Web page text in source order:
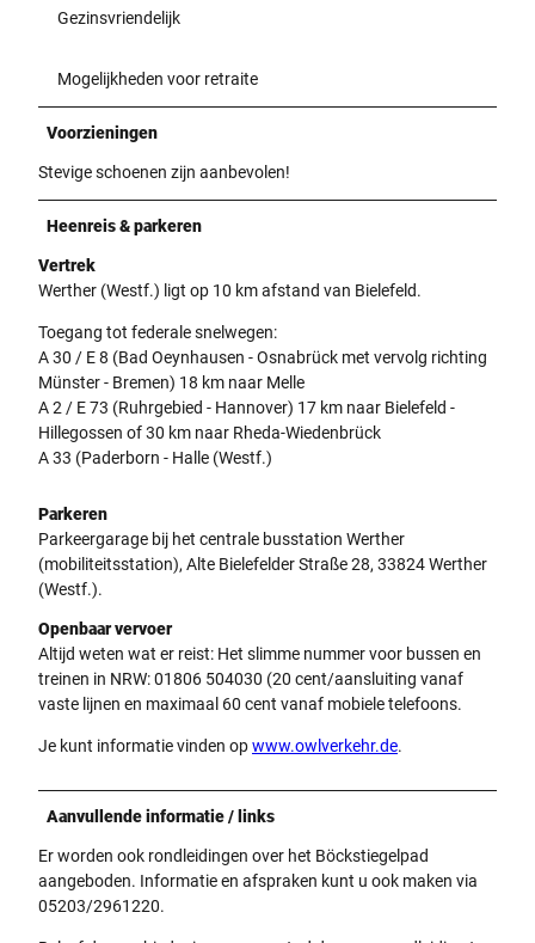
Gezinsvriendelijk
Mogelijkheden voor retraite
Voorzieningen
Stevige schoenen zijn aanbevolen!
Heenreis & parkeren
Vertrek
Werther (Westf.) ligt op 10 km afstand van Bielefeld.
Toegang tot federale snelwegen:
A 30 / E 8 (Bad Oeynhausen - Osnabrück met vervolg richting
Münster - Bremen) 18 km naar Melle
A 2 / E 73 (Ruhrgebied - Hannover) 17 km naar Bielefeld -
Hillegossen of 30 km naar Rheda-Wiedenbrück
A 33 (Paderborn - Halle (Westf.)
Parkeren
Parkeergarage bij het centrale busstation Werther
(mobiliteitsstation), Alte Bielefelder Straße 28, 33824 Werther
(Westf.).
Openbaar vervoer
Altijd weten wat er reist: Het slimme nummer voor bussen en
treinen in NRW: 01806 504030 (20 cent/aansluiting vanaf
vaste lijnen en maximaal 60 cent vanaf mobiele telefoons.
Je kunt informatie vinden opwww.owlverkehr.de.
Aanvullende informatie / links
Er worden ook rondleidingen over het Böckstiegelpad
aangeboden. Informatie en afspraken kunt u ook maken via
05203/2961220.